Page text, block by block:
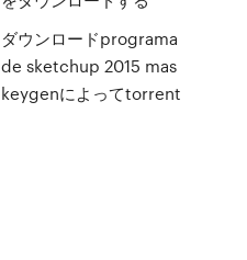
ダウンロードprograma
de sketchup 2015 mas
keygenによってtorrent